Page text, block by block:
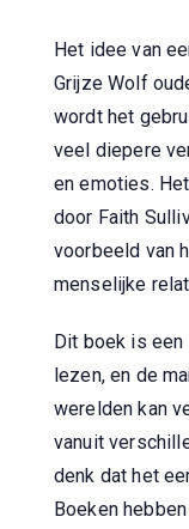
Het idee van
Grijze Wolf
wordt het
veel diepere
en emoties.
door Faith
voorbeeld van
menselijke
Dit boek is
lezen, en de
werelden kan
vanuit
denk dat het
Boeken